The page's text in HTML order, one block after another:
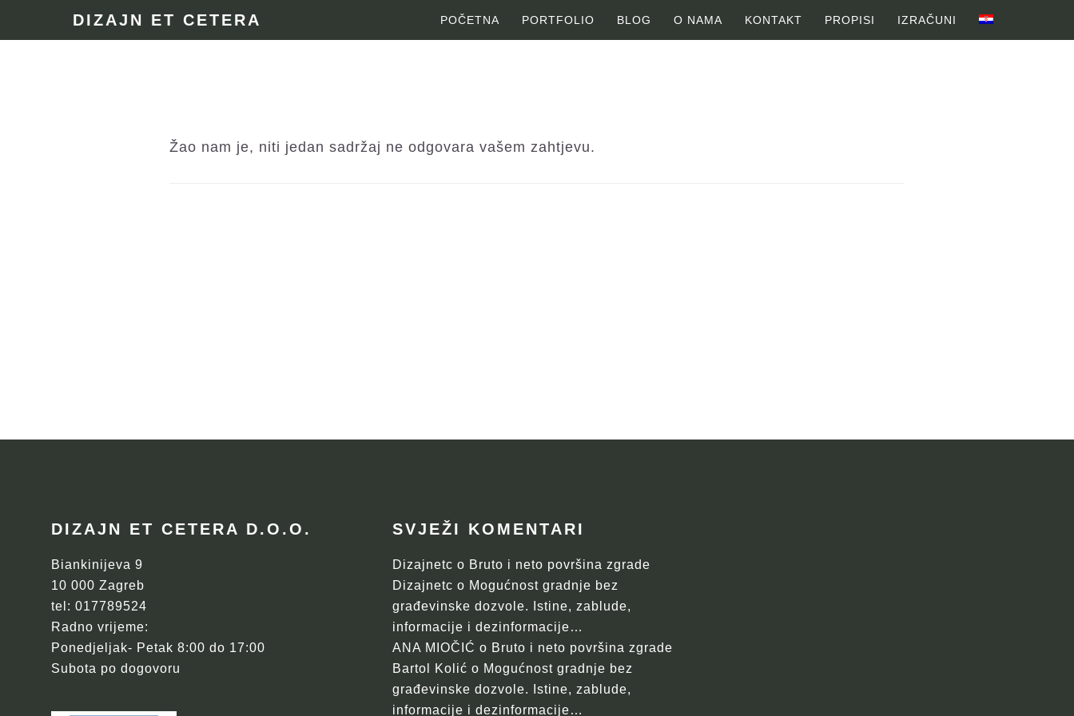
DIZAJN ET CETERA POČETNA PORTFOLIO BLOG O NAMA KONTAKT PROPISI IZRAČUNI
Žao nam je, niti jedan sadržaj ne odgovara vašem zahtjevu.
FOOTER
DIZAJN ET CETERA D.O.O.
Biankinijeva 9
10 000 Zagreb
tel: 017789524
Radno vrijeme:
Ponedjeljak- Petak 8:00 do 17:00
Subota po dogovoru
SVJEŽI KOMENTARI
Dizajnetc o Bruto i neto površina zgrade
Dizajnetc o Mogućnost gradnje bez
građevinske dozvole. Istine, zablude,
informacije i dezinformacije…
ANA MIOČIĆ o Bruto i neto površina zgrade
Bartol Kolić o Mogućnost gradnje bez
građevinske dozvole. Istine, zablude,
informacije i dezinformacije…